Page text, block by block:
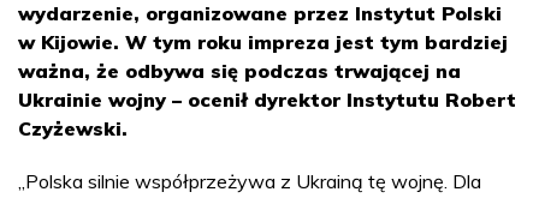
wydarzenie, organizowane przez Instytut Polski
w Kijowie. W tym roku impreza jest tym bardziej
ważna, że odbywa się podczas trwającej na
Ukrainie wojny – ocenił dyrektor Instytutu Robert
Czyżewski.
„Polska silnie współprzeżywa z Ukrainą tę wojnę. Dla